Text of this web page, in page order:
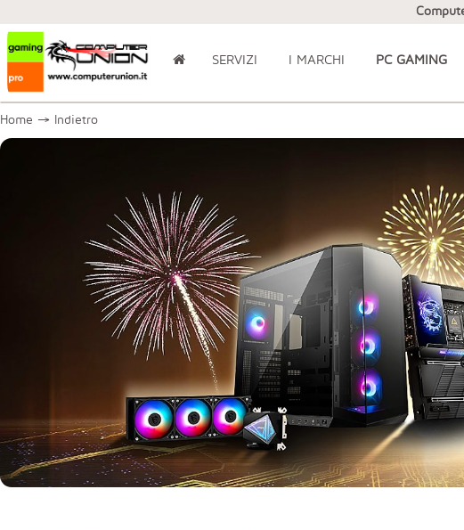
SERVIZI I MARCHI PC GAMING
Home → Indietro